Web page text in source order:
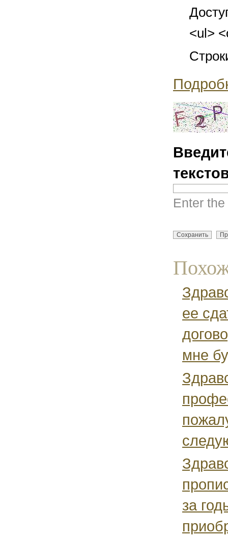
<ul>
Enter
ее
мне
за